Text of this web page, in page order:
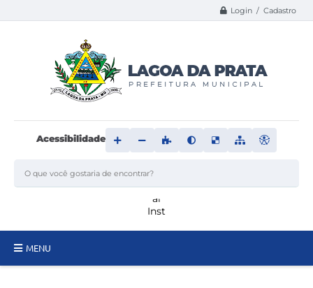
Login / Cadastro
Acessibilidade
MENU